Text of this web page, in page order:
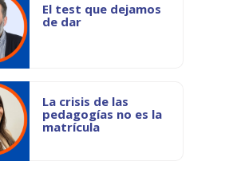
El test que dejamos
de dar
La crisis de las
pedagogías no es la
matrícula